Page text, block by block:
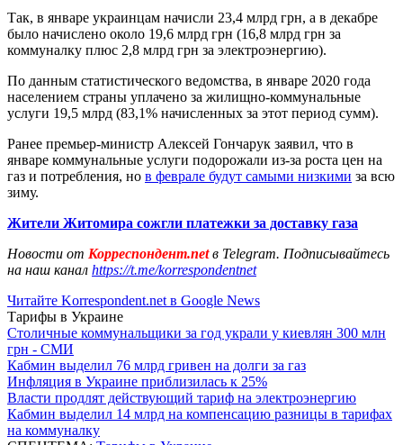
Так, в январе украинцам начисли 23,4 млрд грн, а в декабре
было начислено около 19,6 млрд грн (16,8 млрд грн за
коммуналку плюс 2,8 млрд грн за электроэнергию).
По данным статистического ведомства, в январе 2020 года
населением страны уплачено за жилищно-коммунальные
услуги 19,5 млрд (83,1% начисленных за этот период сумм).
Ранее премьер-министр Алексей Гончарук заявил, что в
январе коммунальные услуги подорожали из-за роста цен на
газ и потребления, но в феврале будут самыми низкими за всю
зиму.
Жители Житомира сожгли платежки за доставку газа
Новости от Корреспондент.netв Telegram. Подписывайтесь
на наш канал https://t.me/korrespondentnet
Читайте Korrespondent.net в Google News
Тарифы в Украине
Столичные коммунальщики за год украли у киевлян 300 млн
грн - СМИ
Кабмин выделил 76 млрд гривен на долги за газ
Инфляция в Украине приблизилась к 25%
Власти продлят действующий тариф на электроэнергию
Кабмин выделил 14 млрд на компенсацию разницы в тарифах
на коммуналку